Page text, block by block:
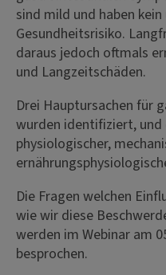
sind mild und haben
Gesundheitsrisiko.
daraus jedoch oftmals
und Langzeitschäden.
Drei Hauptursachen für
wurden identifiziert,
physiologischer,
Die Fragen welchen
wie wir diese
werden im Webinar am
besprochen.